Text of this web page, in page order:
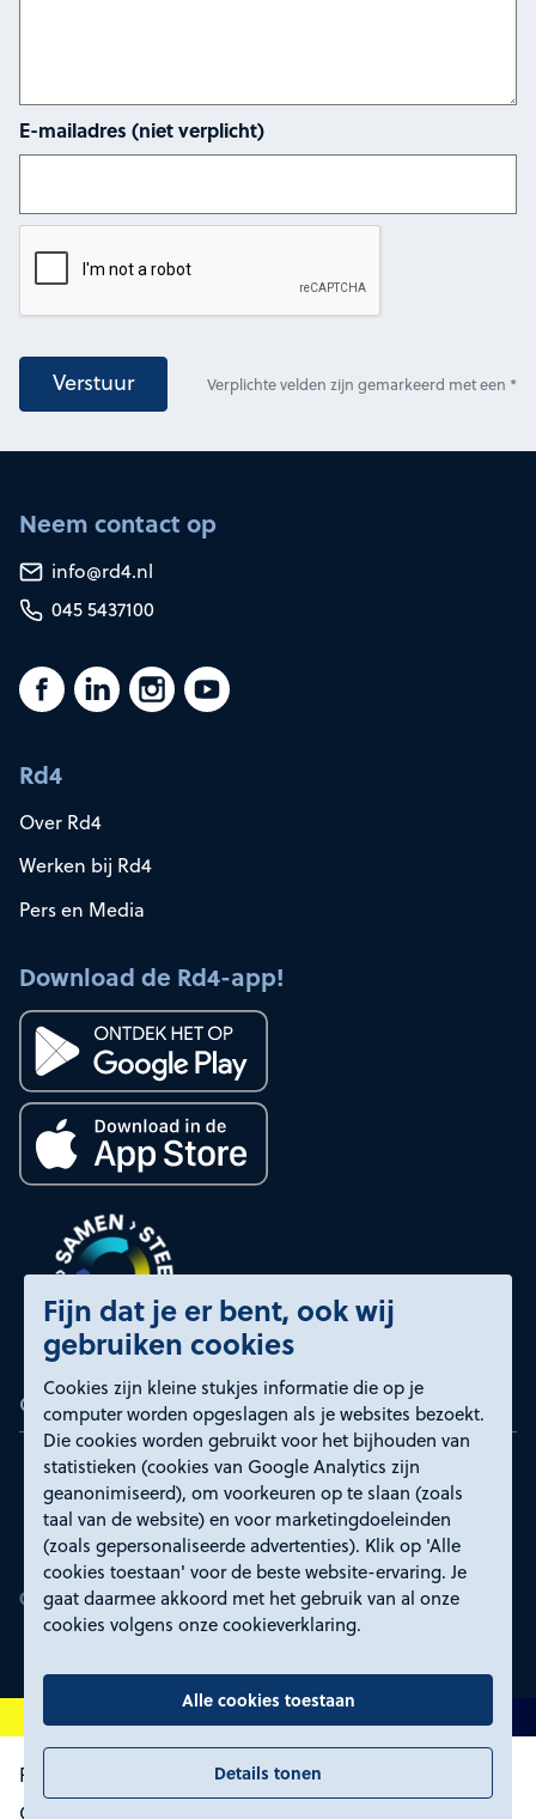
Fijn dat je er bent, ook wij
gebruiken cookies
Cookies zijn kleine stukjes informatie die op je
computer worden opgeslagen als je websites bezoekt.
Die cookies worden gebruikt voor het bijhouden van
statistieken (cookies van Google Analytics zijn
geanonimiseerd), om voorkeuren op te slaan (zoals
taal van de website) en voor marketingdoeleinden
(zoals gepersonaliseerde advertenties). Klik op 'Alle
cookies toestaan' voor de beste website-ervaring. Je
gaat daarmee akkoord met het gebruik van al onze
cookies volgens onze cookieverklaring.
Alle cookies toestaan
Details tonen
E-mailadres (niet verplicht)
Verstuur Verplichte velden zijn gemarkeerd met een *
Neem contact op
info@rd4.nl
045 5437100
Rd4
Over Rd4
Werken bij Rd4
Pers en Media
Download de Rd4-app!
Certificeringen
Proclaimer en toegankelijkheid
Privacyverklaring
Certificeringen